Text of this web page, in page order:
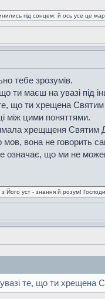
під сонцем: й ось усе це
тебе зрозумів.
ти маєш на увазі під
що ти хрещена
між цими поняттями.
хрещщеня Святим
вона не говорить
означає, що ми не
з Його уст - знання й розум!
те, що ти хрещена